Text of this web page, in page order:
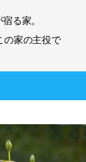
る家。
の家の主役で